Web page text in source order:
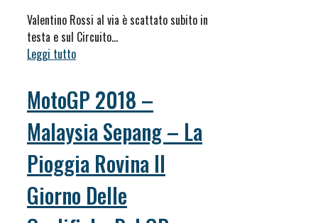
Valentino Rossi al via è scattato subito in
testa e sul Circuito…
Leggi tutto
MotoGP 2018 –
Malaysia Sepang – La
Pioggia Rovina Il
Giorno Delle